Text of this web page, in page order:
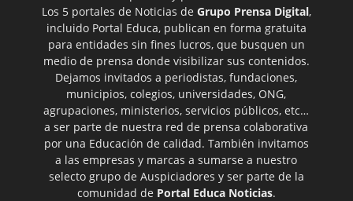
Los 5 portales de Noticias de Grupo Prensa Digital,
incluido Portal Educa, publican en forma gratuita
para entidades sin fines lucros, que busquen un
medio de prensa donde visibilizar sus contenidos.
Dejamos invitados a periodistas, fundaciones,
municipios, colegios, universidades, ONG,
agrupaciones, ministerios, servicios públicos, etc…
a ser parte de nuestra red de prensa colaborativa
por una Educación de calidad. También invitamos
a las empresas y marcas a sumarse a nuestro
selecto grupo de Auspiciadores y ser parte de la
comunidad de Portal Educa Noticias.